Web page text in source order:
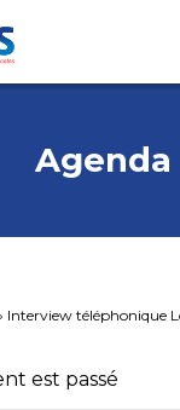
Agenda
Interview téléphonique
est passé